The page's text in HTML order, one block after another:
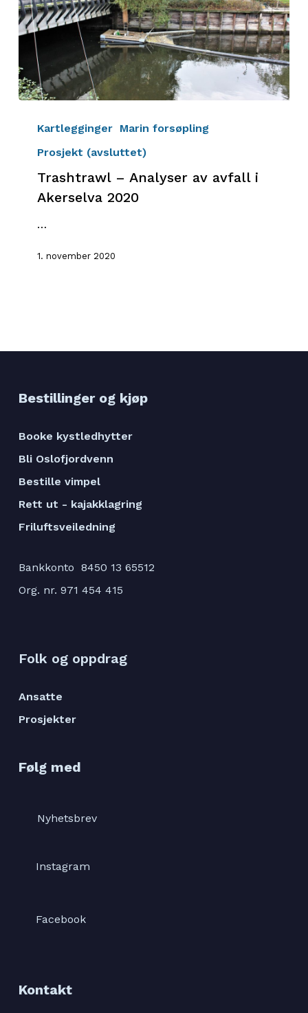
avfall
2020
Kartlegginger Marin forsøpling
Prosjekt (avsluttet)
Trashtrawl – Analyser av avfall i
Akerselva 2020
…
1. november 2020
Bestillinger og kjøp
Booke kystledhytter
Bli Oslofjordvenn
Bestille vimpel
Rett ut - kajakklagring
Friluftsveiledning
Bankkonto 8450 13 65512
Org. nr. 971 454 415
Folk og oppdrag
Ansatte
Prosjekter
Følg med
Nyhetsbrev
Instagram
Facebook
Kontakt